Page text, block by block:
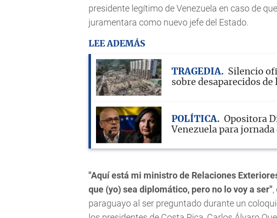
presidente legítimo de Venezuela en caso de
juramentara como nuevo jefe del Estado.
LEE ADEMÁS
TRAGEDIA
Silencio
sobre desaparecidos
POLÍTICA
Opositora
Venezuela para
"Aquí está mi ministro de Relaciones
que (yo) sea diplomático, pero no lo voy a ser"
paraguayo al ser preguntado durante un